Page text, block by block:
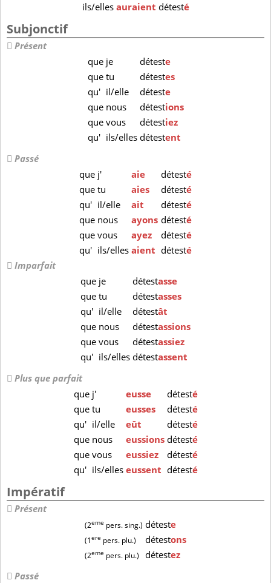
ils/elles auraient détesté
Subjonctif
Présent
que je déteste
que tu détestes
qu' il/elle déteste
que nous détestions
que vous détestiez
qu' ils/elles détestent
Passé
que j' aie détesté
quetu aies détesté
qu' il/elle ait détesté
que nous ayons détesté
quevous ayez détesté
qu' ils/ellesaient détesté
Imparfait
que je détestasse
quetu détestasses
qu' il/elle détestât
que nous détestassions
quevous détestassiez
qu' ils/ellesdétestassent
Plus que parfait
que j' eusse détesté
que tu eusses détesté
qu' il/elle eût détesté
que nous eussions détesté
que vous eussiez détesté
qu' ils/elles eussent détesté
Impératif
Présent
(2eme pers. sing.) déteste
(1ere pers. plu.) détestons
(2eme pers. plu.) détestez
Passé